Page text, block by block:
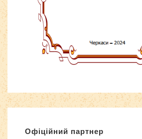
Офіційний партнер